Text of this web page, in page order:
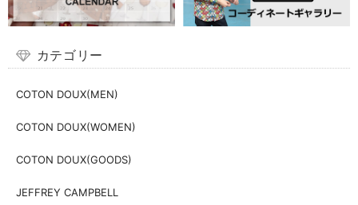
カテゴリー
COTON DOUX(MEN)
COTON DOUX(WOMEN)
COTON DOUX(GOODS)
JEFFREY CAMPBELL